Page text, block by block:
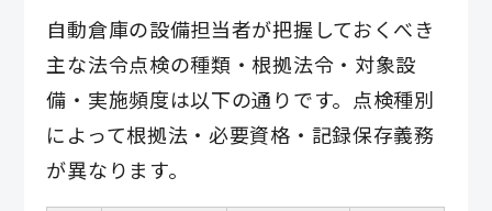
自動倉庫の設備担当者が把握しておくべき
主な法令点検の種類・根拠法令・対象設
備・実施頻度は以下の通りです。点検種別
によって根拠法・必要資格・記録保存義務
が異なります。